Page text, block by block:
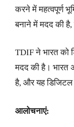
करने में महत्वपूर्ण
बनाने में मदद की है,
TDIF ने भारत को
मदद की है। भारत
है, और यह डिजिटल
आलोचनाएं: